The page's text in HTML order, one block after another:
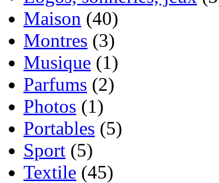
Maison (40)
Montres (3)
Musique (1)
Parfums (2)
Photos (1)
Portables (5)
Sport (5)
Textile (45)